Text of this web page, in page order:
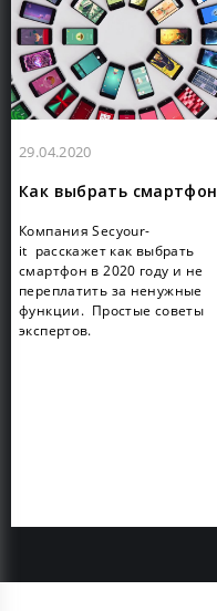
29.04.2020
Как выбрать смартфон
Компания Secyour-
it расскажет как выбрать
смартфон в 2020 году и не
переплатить за ненужные
функции. Простые советы
экспертов.